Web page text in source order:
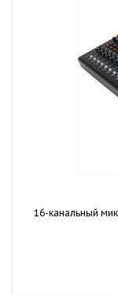
16-канальный